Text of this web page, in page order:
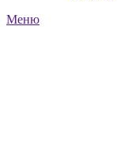
Меню